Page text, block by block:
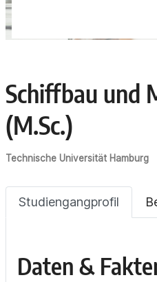
Schiffbau und
(M.Sc.)
Technische Universität Hamburg
Studiengangprofil
Daten &